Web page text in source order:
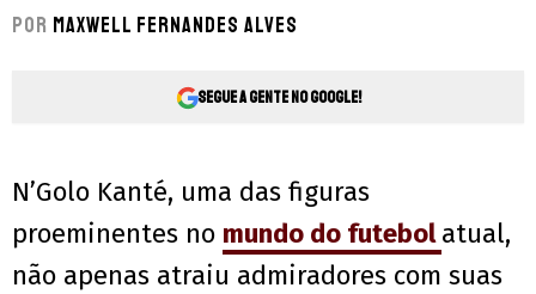
Por Maxwell Fernandes Alves
Segue a gente no Google!
N’Golo Kanté, uma das figuras
proeminentes no mundo do futebolatual,
não apenas atraiu admiradores com suas